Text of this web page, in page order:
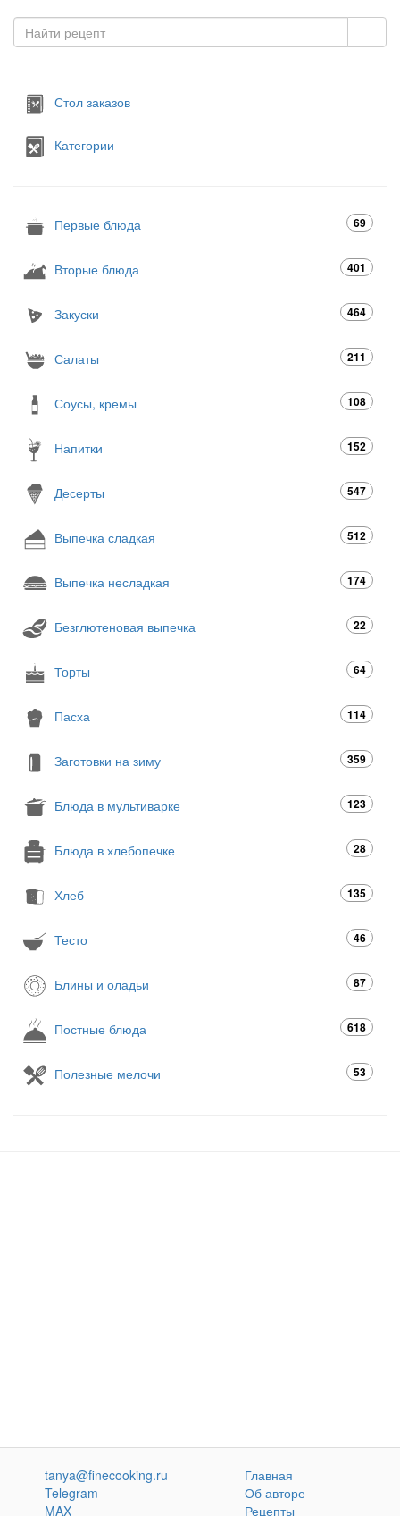
Стол заказов
Категории
Первые блюда 69
Вторые блюда 401
Закуски 464
Салаты 211
Соусы, кремы 108
Напитки 152
Десерты 547
Выпечка сладкая 512
Выпечка несладкая 174
Безглютеновая выпечка 22
Торты 64
Пасха 114
Заготовки на зиму 359
Блюда в мультиварке 123
Блюда в хлебопечке 28
Хлеб 135
Тесто 46
Блины и оладьи 87
Постные блюда 618
Полезные мелочи 53
tanya@finecooking.ru
Telegram
MAX
Главная
Об авторе
Рецепты